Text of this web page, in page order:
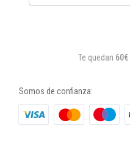
Te quedan 60€
Somos de confianza: